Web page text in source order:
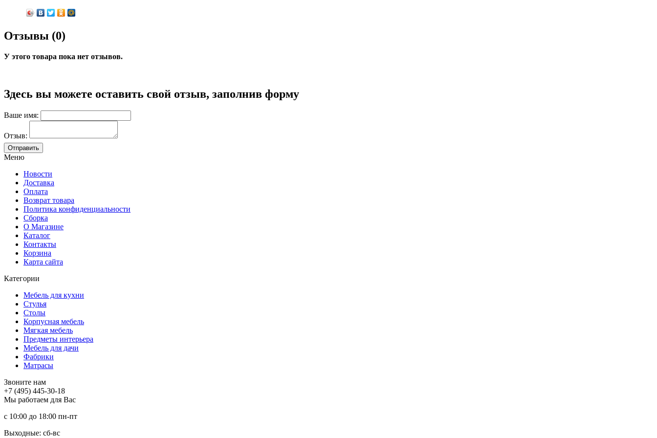
Отзывы (0)
У этого товара пока нет отзывов.
Здесь вы можете оставить свой отзыв, заполнив форму
Ваше имя:
Отзыв:
Меню
Новости
Доставка
Оплата
Возврат товара
Политика конфиденциальности
Сборка
О Магазине
Каталог
Контакты
Корзина
Карта сайта
Категории
Мебель для кухни
Стулья
Столы
Корпусная мебель
Мягкая мебель
Предметы интерьера
Мебель для дачи
Фабрики
Матраcы
Звоните нам
+7 (495) 445-30-18
Мы работаем для Вас
с 10:00 до 18:00 пн-пт
Выходные: сб-вc